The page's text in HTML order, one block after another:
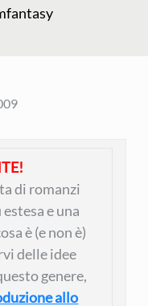
di romanzi
e una
è (e non è)
delle idee
genere,
allo